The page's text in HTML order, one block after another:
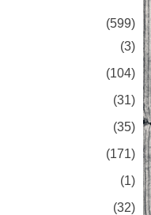
(599)
(3)
(104)
(31)
(35)
(171)
(1)
(32)